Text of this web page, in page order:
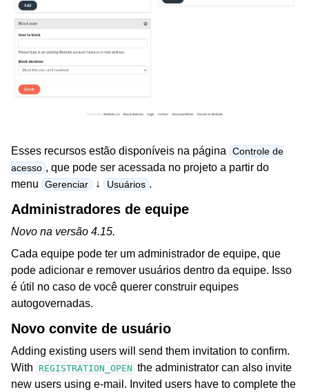
Esses recursos estão disponíveis na página
Controle de
acesso , que pode ser acessada no projeto a partir do
menu
Gerenciar ↓ Usuários .
Administradores de equipe
Novo na versão 4.15.
Cada equipe pode ter um administrador de equipe, que
pode adicionar e remover usuários dentro da equipe. Isso
é útil no caso de você querer construir equipes
autogovernadas.
Novo convite de usuário
Adding existing users will send them invitation to confirm.
With
REGISTRATION_OPEN the administrator can also invite
new users using e-mail. Invited users have to complete the